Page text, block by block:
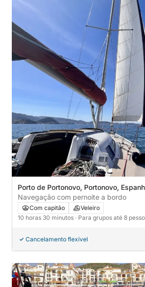
Porto de Portonovo, Portonovo,
Navegação com pernoite a bordo
Com capitão
Veleiro
10 horas 30 minutos · Para grupos até 8
Cancelamento flexível